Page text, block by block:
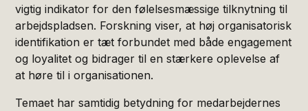
vigtig indikator for den følelsesmæssige tilknytning til
arbejdspladsen. Forskning viser, at høj organisatorisk
identifikation er tæt forbundet med både engagement
og loyalitet og bidrager til en stærkere oplevelse af
at høre til i organisationen.
Temaet har samtidig betydning for medarbejdernes